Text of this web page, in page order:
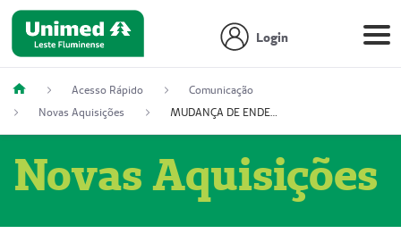
Login
Acesso Rápido
Comunicação
Novas Aquisições
MUDANÇA DE ENDEREÇO - DIAGITAB SERVIÇOS MÉDICOS LTDA (54003267-5)
Novas Aquisições